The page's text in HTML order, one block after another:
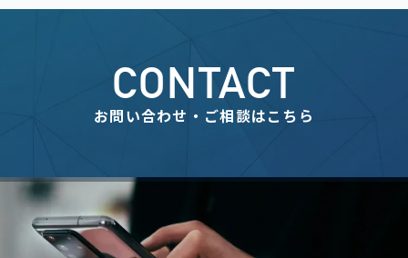
CONTACT
お問い合わせ・ご相談はこちら